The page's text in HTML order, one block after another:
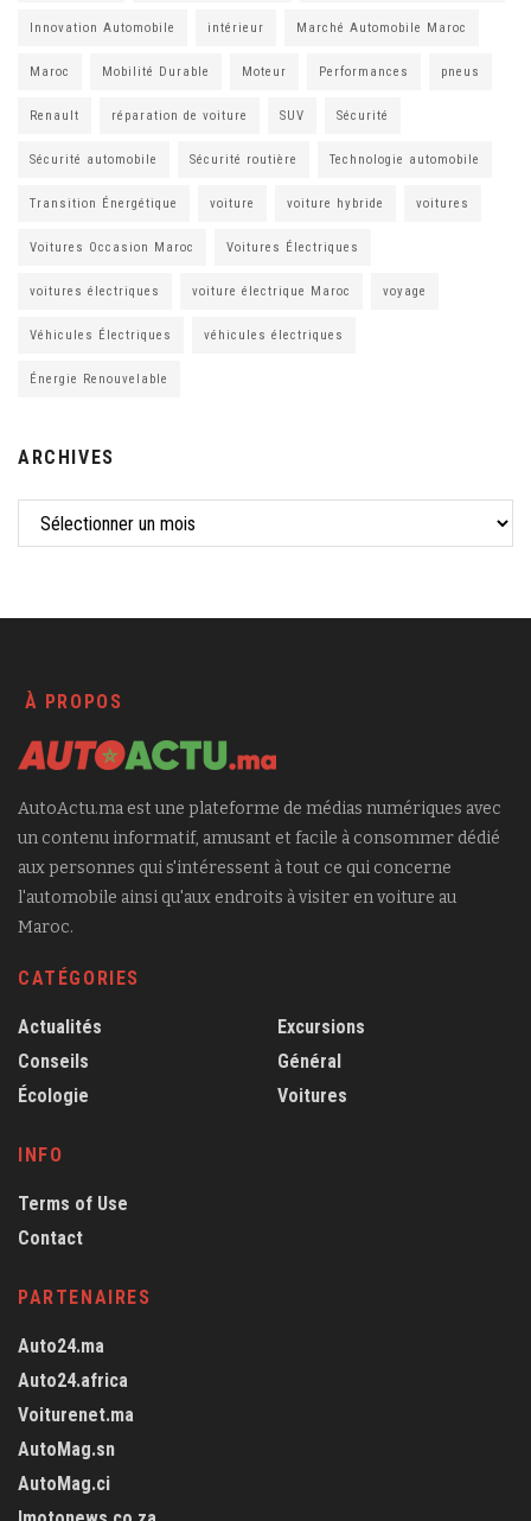
Innovation Automobile intérieur Marché Automobile Maroc
Maroc Mobilité Durable Moteur Performances pneus
Renault réparation de voiture SUV Sécurité
Sécurité automobile Sécurité routière Technologie automobile
Transition Énergétique voiture voiture hybride voitures
Voitures Occasion Maroc Voitures Électriques
voitures électriques voiture électrique Maroc voyage
Véhicules Électriques véhicules électriques
Énergie Renouvelable
ARCHIVES
À PROPOS
AutoActu.ma est une plateforme de médias numériques avec
un contenu informatif, amusant et facile à consommer dédié
aux personnes qui s'intéressent à tout ce qui concerne
l'automobile ainsi qu'aux endroits à visiter en voiture au
Maroc.
CATÉGORIES
Actualités
Conseils
Écologie
Excursions
Général
Voitures
INFO
Terms of Use
Contact
PARTENAIRES
Auto24.ma
Auto24.africa
Voiturenet.ma
AutoMag.sn
AutoMag.ci